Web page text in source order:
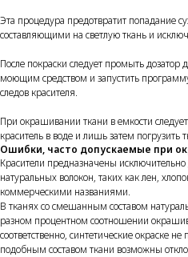
Эта процедура предотвратит попадание
составляющими на светлую ткань и
После покраски следует промыть дозатор
моющим средством и запустить
следов красителя.
При окрашивании ткани в емкости
краситель в воде и лишь затем погрузить
Ошибки, часто допускаемые при
Красители предназначены
натуральных волокон, таких как лен,
коммерческими названиями.
В тканях со смешанным составом
разном процентном соотношении
соответственно, синтетические окраске
подобным составом ткани возможны